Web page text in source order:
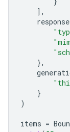
],
},
}
)
items =